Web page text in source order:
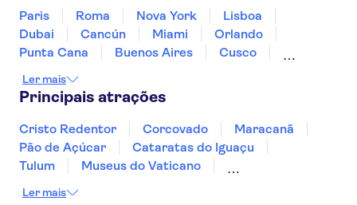
Paris Roma Nova York
Lisboa
Dubai
Cancún Miami
Orlando
Punta Cana
Buenos Aires
Cusco
Mendoza
Salvador
Curitiba
Recife Fortaleza
Ler mais
Principais atrações
Cristo Redentor Corcovado
Maracanã
Pão de Açúcar
Cataratas do Iguaçu
Tulum
Museus do Vaticano
Ler mais